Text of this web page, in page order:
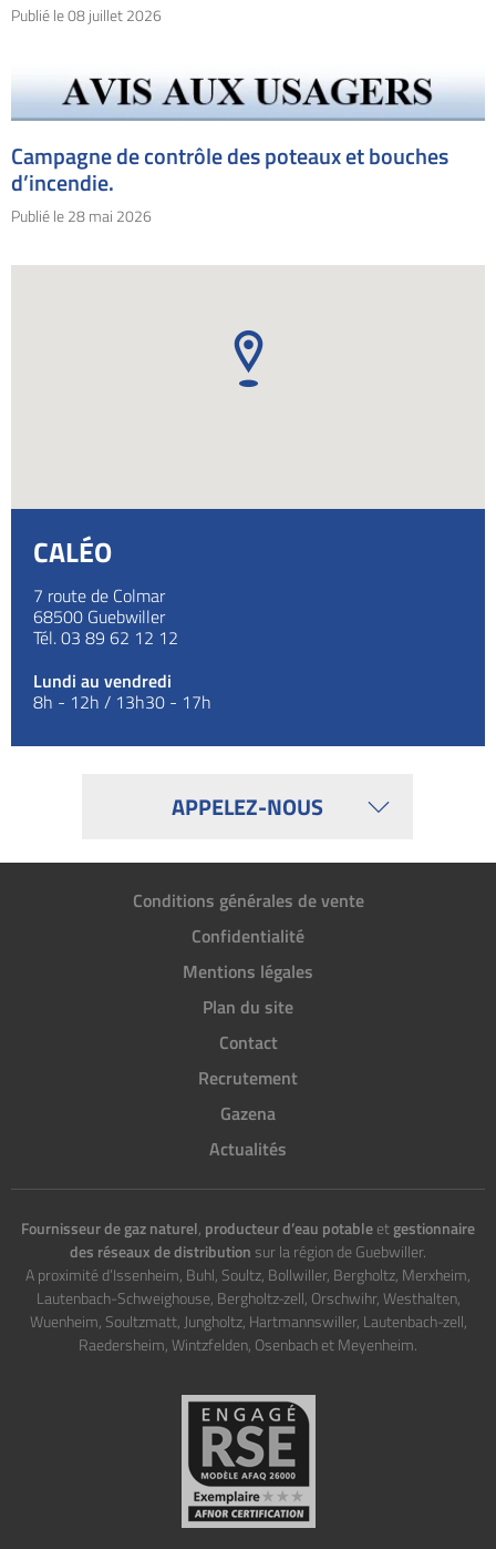
Publié le08 juillet 2026
Campagne de contrôle des poteaux et bouches
d’incendie.
Publié le28 mai 2026
CALÉO
7 route de Colmar
68500 Guebwiller
Tél.03 89 62 12 12
Lundi au vendredi
8h - 12h / 13h30 - 17h
APPELEZ-NOUS
Conditions générales de vente
Confidentialité
Mentions légales
Plan du site
Contact
Recrutement
Gazena
Actualités
Fournisseur de gaz naturel, producteur d’eau potableetgestionnaire
des réseaux de distribution sur la région de Guebwiller.
A proximité d’Issenheim, Buhl, Soultz, Bollwiller, Bergholtz, Merxheim,
Lautenbach-Schweighouse, Bergholtz-zell, Orschwihr, Westhalten,
Wuenheim, Soultzmatt, Jungholtz, Hartmannswiller, Lautenbach-zell,
Raedersheim, Wintzfelden, Osenbach et Meyenheim.